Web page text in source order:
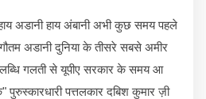
अडानी हाय अंबानी अभी कुछ समय पहले
गौतम अडानी दुनिया के तीसरे सबसे अमीर
गलती से यूपीए सरकार के समय आ
पुरुस्कारधारी पत्तलकार दबिश कुमार ज़ी